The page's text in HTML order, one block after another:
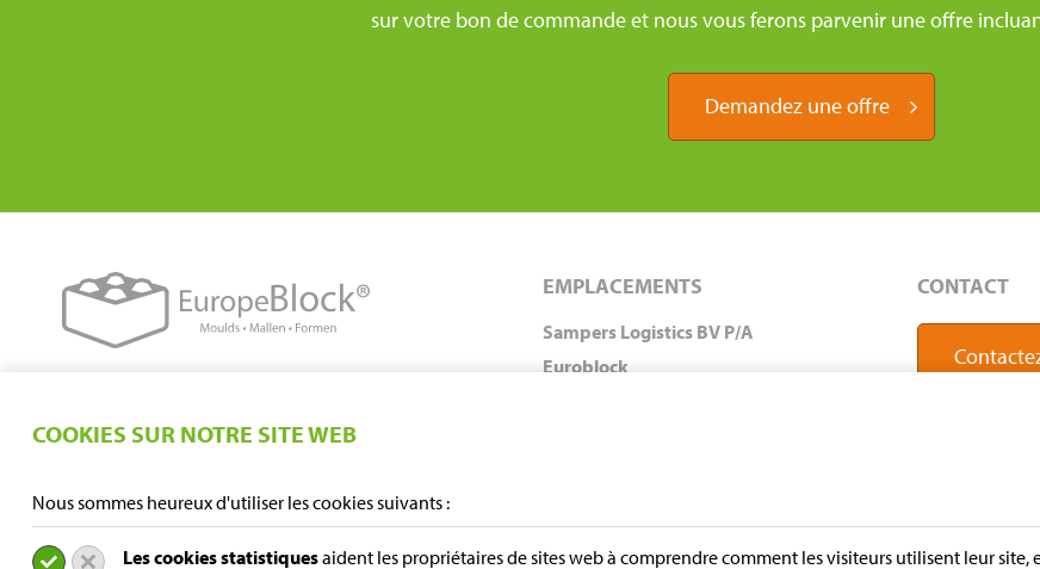
COOKIES SUR NOTRE SITE WEB
Nous sommes heureux d'utiliser les cookies suivants :
Les cookies statistiquesaident les propriétaires de sites web à comprendre comment les visiteurs utilisent leur
sur votre bon de commande et nous vous ferons parvenir une offre
Demandez une offre
EMPLACEMENTS
Sampers Logistics BV P/A
Euroblock
CONTACT